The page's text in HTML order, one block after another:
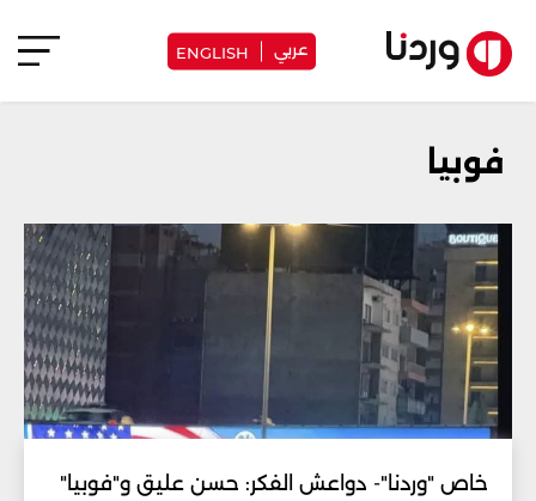
عربي ENGLISH
فوبيا
خاص "وردنا"- دواعش الفكر: حسن عليق و"فوبيا"